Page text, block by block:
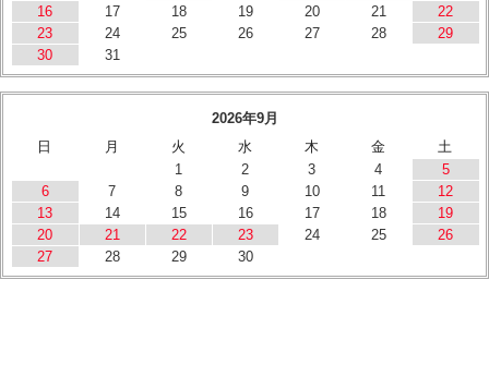
16
17 18 19 20 21
22
23
24 25 26 27 28
29
30
31
2026年9月
日
月 火 水 木 金
土
1
2 3 4
5
6
7 8 9 10 11
12
13
14 15 16 17 18
19
20
21 22 23 24 25
26
27
28 29 30